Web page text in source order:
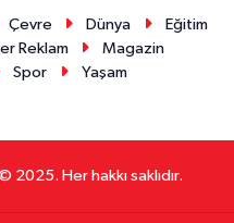
Çevre Dünya
Eğitim
Reklam
Magazin
Spor Yaşam
2025. Her hakkı saklıdır.